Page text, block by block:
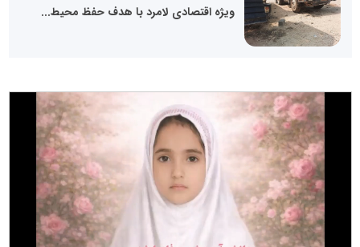
ویژه اقتصادی لامرد با هدف حفظ محیط...